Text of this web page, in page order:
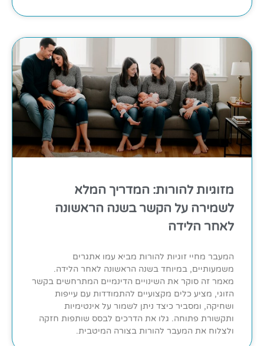
מזוגיות להורות: המדריך המלא
לשמירה על הקשר בשנה הראשונה
לאחר הלידה
המעבר מחיי זוגיות להורות מביא עמו אתגרים
משמעותיים, במיוחד בשנה הראשונה לאחר הלידה.
מאמר זה סוקר את השינויים הדינמיים המתרחשים בקשר
הזוגי, מציע כלים מקצועיים להתמודדות עם עייפות
ושחיקה, ומסביר כיצד ניתן לשמור על אינטימיות
ותקשורת פתוחה. גלו את הדרכים לבסס שותפות חזקה
ולצלוח את המעבר להורות בצורה המיטבית.